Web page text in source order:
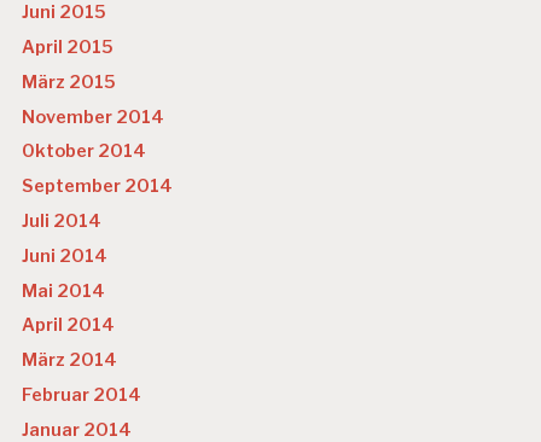
Juni 2015
April 2015
März 2015
November 2014
Oktober 2014
September 2014
Juli 2014
Juni 2014
Mai 2014
April 2014
März 2014
Februar 2014
Januar 2014